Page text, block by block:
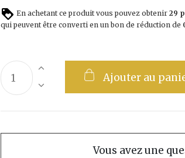
En achetant ce produit vous pouvez obtenir 29
qui peuvent être converti en un bon de réduction de
Ajouter au
Vous avez une